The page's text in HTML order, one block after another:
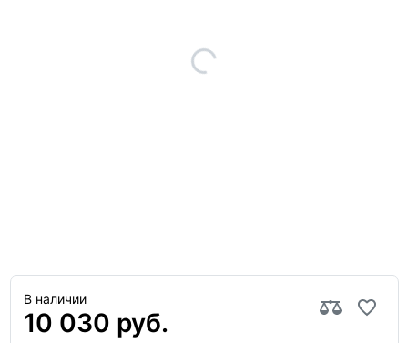
В наличии
10 030 руб.